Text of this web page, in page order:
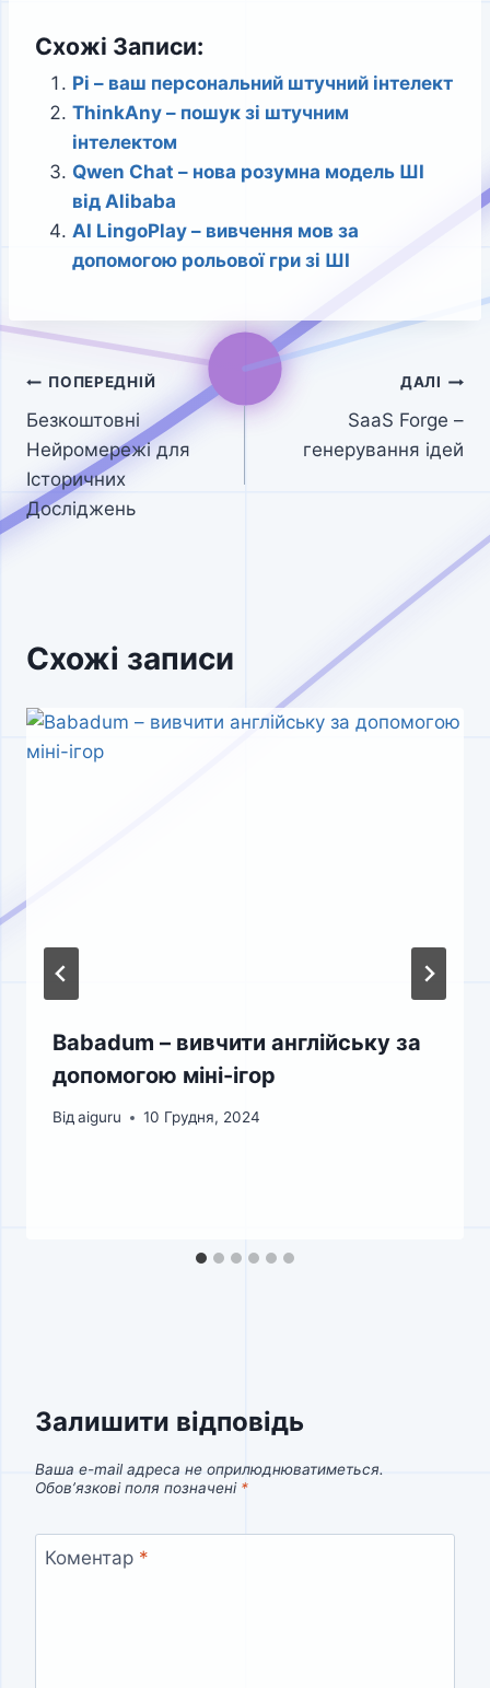
Схожі Записи:
Pi – ваш персональний штучний інтелект
ThinkAny – пошук зі штучним
інтелектом
Qwen Chat – нова розумна модель ШІ
від Alibaba
AI LingoPlay – вивчення мов за
допомогою рольової гри зі ШІ
Навігація
записів
ПОПЕРЕДНІЙ
Безкоштовні
Нейромережі для
Історичних
Досліджень
ДАЛІ
SaaS Forge –
генерування ідей
Схожі записи
Babadum – вивчити англійську за
допомогою міні-ігор
Від aiguru 10 Грудня, 2024
Залишити відповідь
Ваша e-mail адреса не оприлюднюватиметься.
Обов’язкові поля позначені *
Коментар *